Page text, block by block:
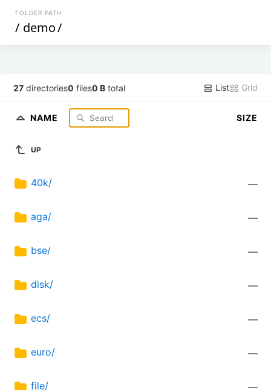
FOLDER PATH
/ demo/
27 directories0 files0 B total List Grid
NAME SIZE
UP
40k/ —
aga/ —
bse/ —
disk/ —
ecs/ —
euro/ —
file/ —